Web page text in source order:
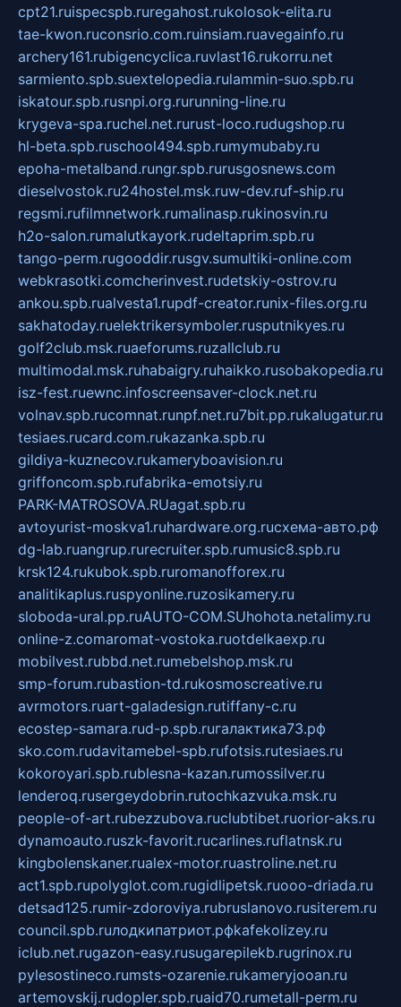
cpt21.ruispecspb.ruregahost.rukolosok-elita.ru
tae-kwon.ruconsrio.com.ruinsiam.ruavegainfo.ru
archery161.rubigencyclica.ruvlast16.rukorru.net
sarmiento.spb.suextelopedia.rulammin-suo.spb.ru
iskatour.spb.rusnpi.org.rurunning-line.ru
krygeva-spa.ruchel.net.rurust-loco.rudugshop.ru
hl-beta.spb.ruschool494.spb.rumymubaby.ru
epoha-metalband.rungr.spb.rurusgosnews.com
dieselvostok.ru24hostel.msk.ruw-dev.ruf-ship.ru
regsmi.rufilmnetwork.rumalinasp.rukinosvin.ru
h2o-salon.rumalutkayork.rudeltaprim.spb.ru
tango-perm.rugooddir.rusgv.sumultiki-online.com
webkrasotki.comcherinvest.rudetskiy-ostrov.ru
ankou.spb.rualvesta1.rupdf-creator.runix-files.org.ru
sakhatoday.ruelektrikersymboler.rusputnikyes.ru
golf2club.msk.ruaeforums.ruzallclub.ru
multimodal.msk.ruhabaigry.ruhaikko.rusobakopedia.ru
isz-fest.ruewnc.infoscreensaver-clock.net.ru
volnav.spb.rucomnat.runpf.net.ru7bit.pp.rukalugatur.ru
tesiaes.rucard.com.rukazanka.spb.ru
gildiya-kuznecov.rukameryboavision.ru
griffoncom.spb.rufabrika-emotsiy.ru
PARK-MATROSOVA.RUagat.spb.ru
avtoyurist-moskva1.ruhardware.org.ruсхема-авто.рф
dg-lab.ruangrup.rurecruiter.spb.rumusic8.spb.ru
krsk124.rukubok.spb.ruromanofforex.ru
analitikaplus.ruspyonline.ruzosikamery.ru
sloboda-ural.pp.ruAUTO-COM.SUhohota.netalimy.ru
online-z.comaromat-vostoka.ruotdelkaexp.ru
mobilvest.rubbd.net.rumebelshop.msk.ru
smp-forum.rubastion-td.rukosmoscreative.ru
avrmotors.ruart-galadesign.rutiffany-c.ru
ecostep-samara.rud-p.spb.ruгалактика73.рф
sko.com.rudavitamebel-spb.rufotsis.rutesiaes.ru
kokoroyari.spb.rublesna-kazan.rumossilver.ru
lenderoq.rusergeydobrin.rutochkazvuka.msk.ru
people-of-art.rubezzubova.ruclubtibet.ruorior-aks.ru
dynamoauto.ruszk-favorit.rucarlines.ruflatnsk.ru
kingbolenskaner.rualex-motor.ruastroline.net.ru
act1.spb.rupolyglot.com.rugidlipetsk.ruooo-driada.ru
detsad125.rumir-zdoroviya.rubruslanovo.rusiterem.ru
council.spb.ruлодкипатриот.рфkafekolizey.ru
iclub.net.rugazon-easy.rusugarepilekb.rugrinox.ru
pylesostineco.rumsts-ozarenie.rukameryjooan.ru
artemovskij.rudopler.spb.ruaid70.rumetall-perm.ru